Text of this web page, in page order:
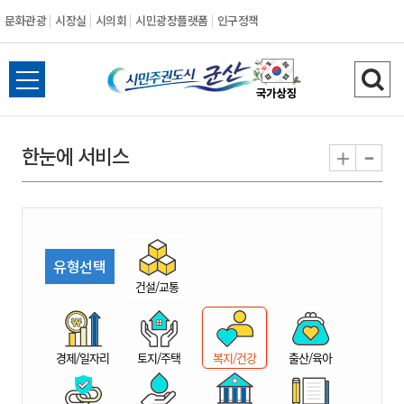
문화관광 시장실 시의회 시민광장플랫폼 인구정책
시
민
권
시
산
전
체
뉴
열
검
색
기
한눈에 서비스 + -
유형선택
건설/교통
경제/일자리 토지/주택 복지/건강 출산/육아